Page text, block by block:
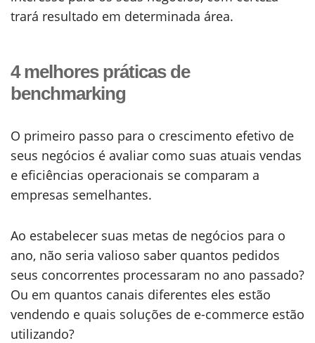
trará resultado em determinada área.
4 melhores práticas de
benchmarking
O primeiro passo para o crescimento efetivo de
seus negócios é avaliar como suas atuais vendas
e eficiências operacionais se comparam a
empresas semelhantes.
Ao estabelecer suas metas de negócios para o
ano, não seria valioso saber quantos pedidos
seus concorrentes processaram no ano passado?
Ou em quantos canais diferentes eles estão
vendendo e quais soluções de e-commerce estão
utilizando?